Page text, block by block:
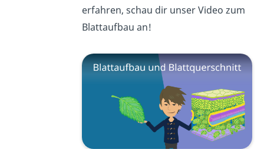
erfahren, schau dir unser Video zum
Blattaufbau an!